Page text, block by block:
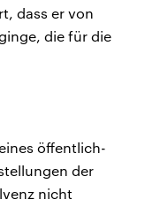
dass er von
die für die
öffentlich-
der
nicht